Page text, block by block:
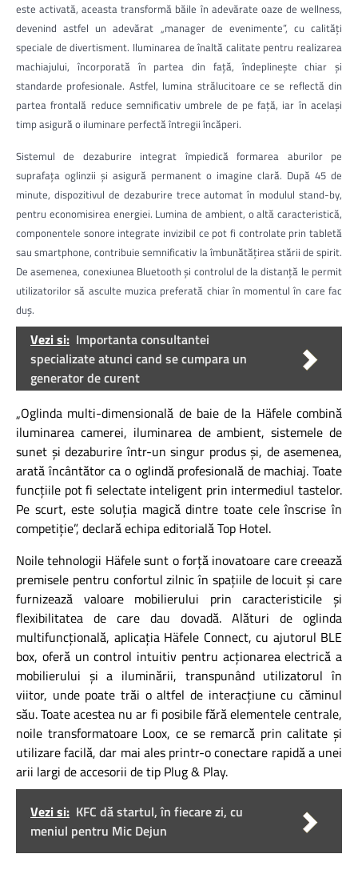
este activată, aceasta transformă băile în adevărate oaze de wellness,
devenind astfel un adevărat „manager de evenimente”, cu calități
speciale de divertisment. Iluminarea de înaltă calitate pentru realizarea
machiajului, încorporată în partea din față, îndeplinește chiar și
standarde profesionale. Astfel, lumina strălucitoare ce se reflectă din
partea frontală reduce semnificativ umbrele de pe față, iar în același
timp asigură o iluminare perfectă întregii încăperi.
Sistemul de dezaburire integrat împiedică formarea aburilor pe
suprafața oglinzii și asigură permanent o imagine clară. După 45 de
minute, dispozitivul de dezaburire trece automat în modulul stand-by,
pentru economisirea energiei. Lumina de ambient, o altă caracteristică,
componentele sonore integrate invizibil ce pot fi controlate prin tabletă
sau smartphone, contribuie semnificativ la îmbunătățirea stării de spirit.
De asemenea, conexiunea Bluetooth și controlul de la distanță le permit
utilizatorilor să asculte muzica preferată chiar în momentul în care fac
duș.
Vezi si: Importanta consultantei
specializate atunci cand se cumpara un
generator de curent
„Oglinda multi-dimensională de baie de la Häfele combină
iluminarea camerei, iluminarea de ambient, sistemele de
sunet și dezaburire într-un singur produs și, de asemenea,
arată încântător ca o oglindă profesională de machiaj. Toate
funcțiile pot fi selectate inteligent prin intermediul tastelor.
Pe scurt, este soluția magică dintre toate cele înscrise în
competiție”, declară echipa editorială Top Hotel.
Noile tehnologii Häfele sunt o forță inovatoare care creează
premisele pentru confortul zilnic în spațiile de locuit și care
furnizează valoare mobilierului prin caracteristicile și
flexibilitatea de care dau dovadă. Alături de oglinda
multifuncțională, aplicația Häfele Connect, cu ajutorul BLE
box, oferă un control intuitiv pentru acționarea electrică a
mobilierului și a iluminării, transpunând utilizatorul în
viitor, unde poate trăi o altfel de interacțiune cu căminul
său. Toate acestea nu ar fi posibile fără elementele centrale,
noile transformatoare Loox, ce se remarcă prin calitate și
utilizare facilă, dar mai ales printr-o conectare rapidă a unei
arii largi de accesorii de tip Plug & Play.
Vezi si: KFC dă startul, în fiecare zi, cu
meniul pentru Mic Dejun